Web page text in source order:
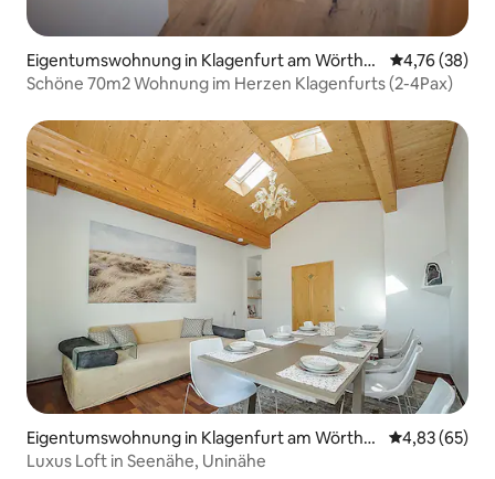
Eigentumswohnung in Klagenfurt am Wörther
see
4,76 (38)
Schöne 70m2 Wohnung im Herzen Klagenfurts (2-4Pax)
Eigentumswohnung in Klagenfurt am Wörther
see
4,83 (65)
Luxus Loft in Seenähe, Uninähe